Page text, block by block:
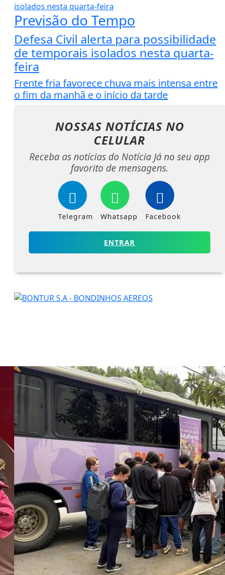
Previsão do Tempo
Defesa Civil alerta para possibilidade
de temporais isolados nesta quarta-
feira
Frente fria favorece chuva mais intensa entre
o fim da manhã e o início da tarde
NOSSAS NOTÍCIAS NO
CELULAR
Receba as notícias do Notícia Já no seu app
favorito de mensagens.
Telegram Whatsapp Facebook
ENTRAR